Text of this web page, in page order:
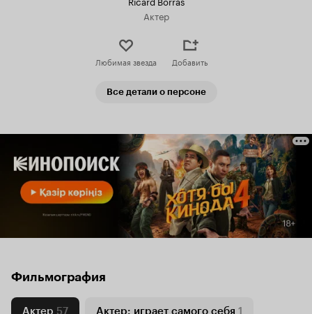
Актер
Любимая звезда Добавить
Все детали о персоне
Фильмография
Актер 57 Актер: играет самого себя 1